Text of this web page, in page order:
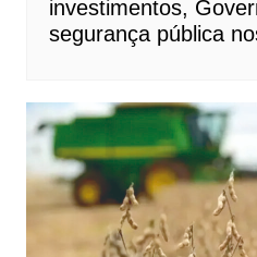
investimentos,
segurança pública